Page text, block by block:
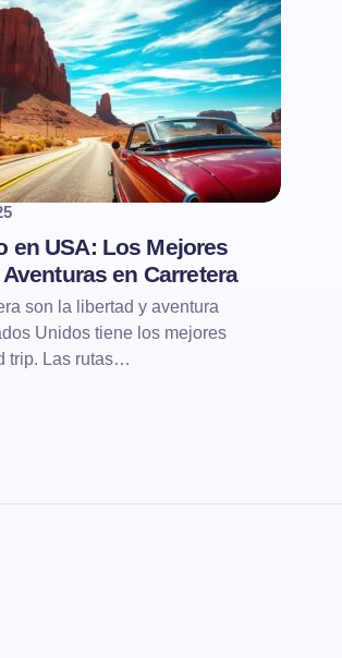
en USA: Los Mejores
en Carretera
son la libertad y aventura
Unidos tiene los mejores
trip. Las rutas…